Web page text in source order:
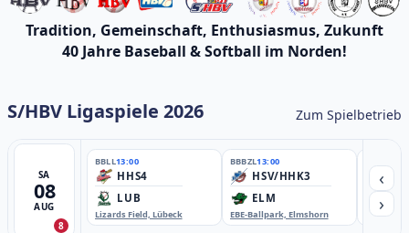
Tradition, Gemeinschaft, Enthusiasmus, Zukunft
40 Jahre Baseball & Softball im Norden!
S/HBV Ligaspiele 2026 Zum Spielbetrieb
SA
08
AUG
8
BBLL13:00
HHS4
LUB
Lizards Field, Lübeck
BBBZL13:00
HSV/HHK3
ELM
EBE-Ballpark, Elmshorn
‹
›